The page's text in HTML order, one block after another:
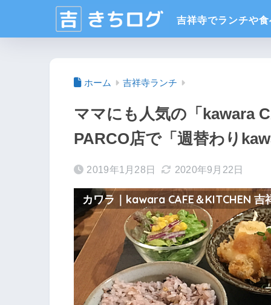
ホーム 吉祥寺ランチ
ママにも人気の「kawara
PARCO店で「週替わり
2019年1月28日 2020年9月22日
カワラ｜kawara CAFE＆KITCHEN 吉